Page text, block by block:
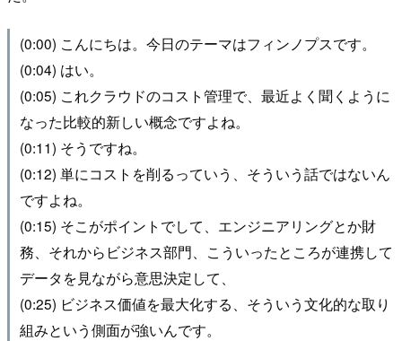
(0:00) こんにちは。今日のテーマはフィンノプスです。
(0:04) はい。
(0:05) これクラウドのコスト管理で、最近よく聞くように
なった比較的新しい概念ですよね。
(0:11) そうですね。
(0:12) 単にコストを削るっていう、そういう話ではないん
ですよね。
(0:15) そこがポイントでして、エンジニアリングとか財
務、それからビジネス部門、こういったところが連携して
データを見ながら意思決定して、
(0:25) ビジネス価値を最大化する、そういう文化的な取り
組みという側面が強いんです。